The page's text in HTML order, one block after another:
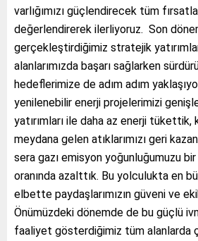
varlığımızı güçlendirecek tüm
değerlendirerek ilerliyoruz. Son
gerçekleştirdiğimiz stratejik
alanlarımızda başarı sağlarken
hedeflerimize de adım adım
yenilenebilir enerji projelerimizi
yatırımları ile daha az enerji tükettik,
meydana gelen atıklarımızı geri
sera gazı emisyon yoğunluğumuzu
oranında azalttık. Bu yolculukta en
elbette paydaşlarımızın güveni ve
Önümüzdeki dönemde de bu güçlü
faaliyet gösterdiğimiz tüm alanlarda